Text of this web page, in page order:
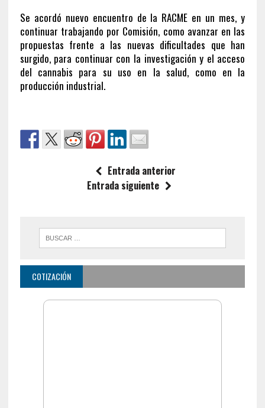
Se acordó nuevo encuentro de la RACME en un mes, y
continuar trabajando por Comisión, como avanzar en las
propuestas frente a las nuevas dificultades que han
surgido, para continuar con la investigación y el acceso
del cannabis para su uso en la salud, como en la
producción industrial.
Entrada anterior
Entrada siguiente
COTIZACIÓN